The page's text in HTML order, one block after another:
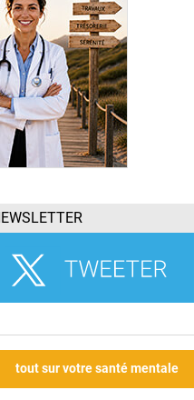
tout sur votre santé mentale